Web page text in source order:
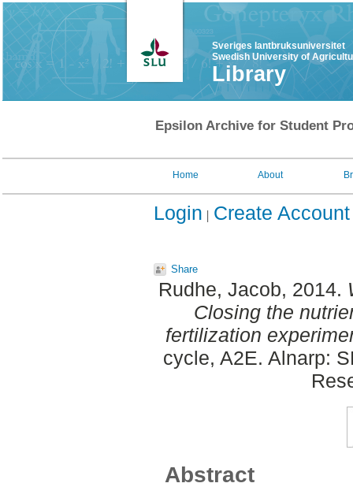
Sveriges lantbruksuniversitet
Swedish University of
Library
Epsilon Archive for Student
Home About
Login Create Account
Share
Rudhe, Jacob, 2014.
Closing the
fertilization
cycle, A2E. Alnarp:
Abstract